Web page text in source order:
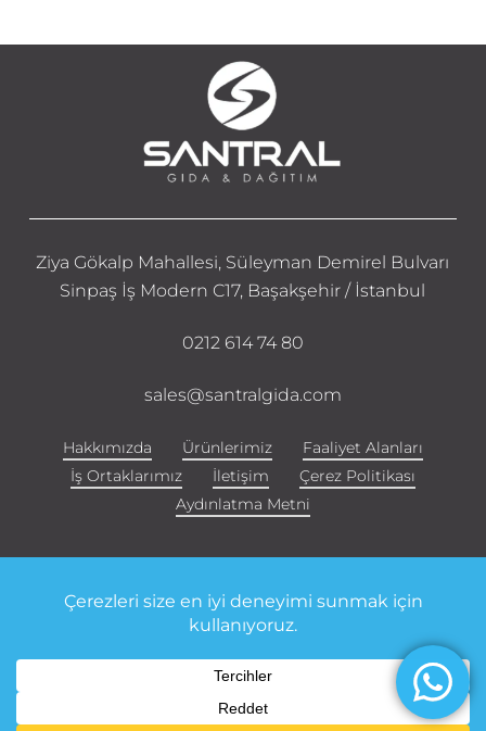
Ziya Gökalp Mahallesi, Süleyman Demirel Bulvarı
Sinpaş İş Modern C17, Başakşehir / İstanbul
0212 614 74 80
sales@santralgida.com
Hakkımızda Ürünlerimiz
Faaliyet Alanları
İş Ortaklarımız
İletişim
Çerez Politikası
Aydınlatma Metni